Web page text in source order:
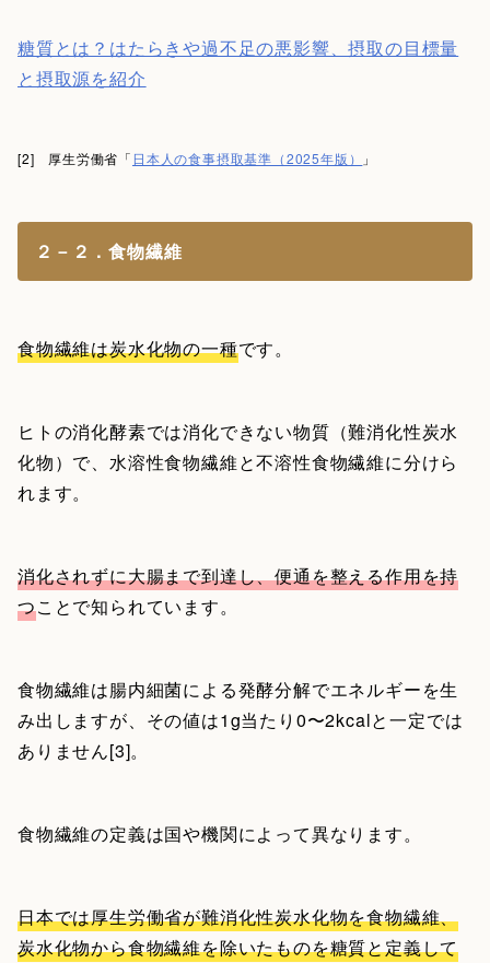
糖質とは？はたらきや過不足の悪影響、摂取の目標量
と摂取源を紹介
[2] 厚生労働省「 日本人の食事摂取基準（2025年版） 」
２－２．食物繊維
食物繊維は炭水化物の一種です。
ヒトの消化酵素では消化できない物質（難消化性炭水
化物）で、水溶性食物繊維と不溶性食物繊維に分けら
れます。
消化されずに大腸まで到達し、便通を整える作用を持
つことで知られています。
食物繊維は腸内細菌による発酵分解でエネルギーを生
み出しますが、その値は1g当たり0〜2kcalと一定では
ありません[3]。
食物繊維の定義は国や機関によって異なります。
日本では厚生労働省が難消化性炭水化物を食物繊維、
炭水化物から食物繊維を除いたものを糖質と定義して